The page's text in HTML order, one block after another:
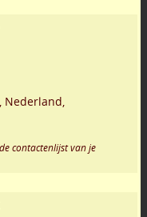
, Nederland,
contactenlijst van je